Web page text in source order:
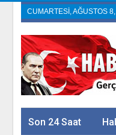
CUMARTESI, AĞUSTOS
Son 24 Saat